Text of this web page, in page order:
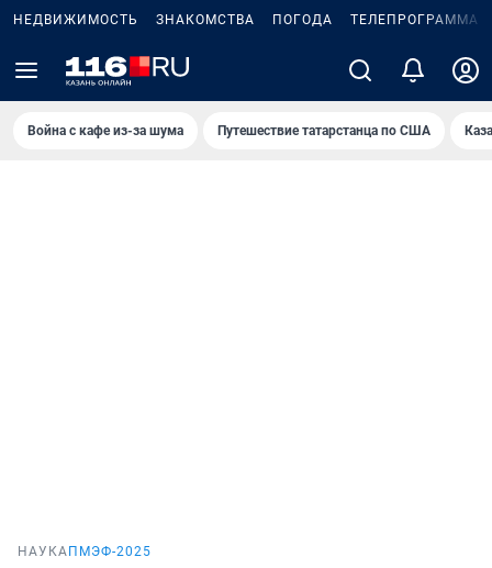
НЕДВИЖИМОСТЬ ЗНАКОМСТВА ПОГОДА ТЕЛЕПРОГРАММА
Война с кафе из-за шума Путешествие татарстанца по США
НАУКА ПМЭФ-2025